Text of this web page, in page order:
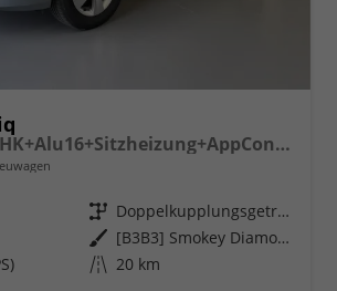
1.0 TSI DSG AHK+Alu16+Sitzheizung+AppConnect+GV5+LED+Nebel+Klima
Getriebe
Doppelkupplungsgetriebe (DSG)
Außenfarbe
[B3B3] Smokey Diamond-Silber Metallic
Kilometerstand 20 km